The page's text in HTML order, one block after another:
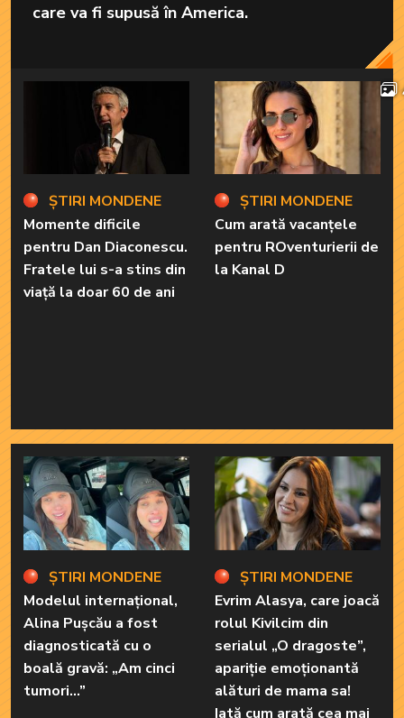
care va fi supusă în America.
ȘTIRI MONDENE
Momente dificile
pentru Dan Diaconescu.
Fratele lui s-a stins din
viață la doar 60 de ani
ȘTIRI MONDENE
Modelul internațional,
Alina Pușcău a fost
diagnosticată cu o
boală gravă: „Am cinci
tumori...”
ȘTIRI MONDENE
Cum arată vacanțele
pentru ROventurierii de
la Kanal D
ȘTIRI MONDENE
Evrim Alasya, care joacă
rolul Kivilcim din
serialul „O dragoste”,
apariție emoționantă
alături de mama sa!
Iată cum arată cea mai